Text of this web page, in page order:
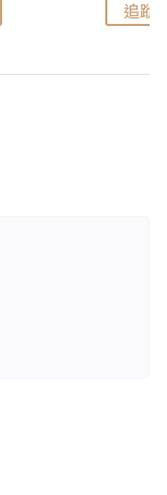
追蹤